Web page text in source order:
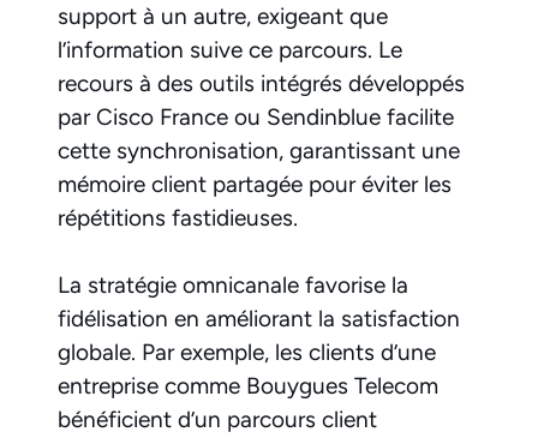
support à un autre, exigeant que
l’information suive ce parcours. Le
recours à des outils intégrés développés
par Cisco France ou Sendinblue facilite
cette synchronisation, garantissant une
mémoire client partagée pour éviter les
répétitions fastidieuses.
La stratégie omnicanale favorise la
fidélisation en améliorant la satisfaction
globale. Par exemple, les clients d’une
entreprise comme Bouygues Telecom
bénéficient d’un parcours client